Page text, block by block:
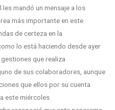
mandó un mensaje a los
más importante en este
de certeza en la
lo está haciendo desde ayer
que realiza
de sus colaboradores, aunque
que ellos por su cuenta
este miércoles.